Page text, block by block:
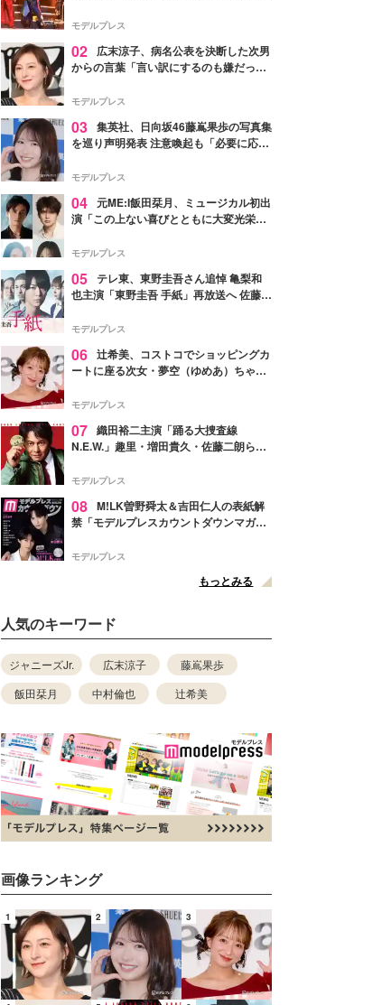
進んで夢を掴みたい」【ゲネプロレポ】
モデルプレス
02
広末涼子、病名公表を決断した次男
からの言葉「言い訳にするのも嫌だっ
モデルプレス
03 集英社、日向坂46藤嶌果歩の写真集
を巡り声明発表 注意喚起も「必要に応じ
モデルプレス
04 元ME:I飯田栞月、ミュージカル初出
演「この上ない喜びとともに大変光栄」
ャスト発表
モデルプレス
05 テレ東、東野圭吾さん追悼 亀梨和
也主演「東野圭吾 手紙」再放送へ 佐藤隆
モデルプレス
06 辻希美、コストコでショッピングカ
ートに座る次女・夢空（ゆめあ）ちゃん
ぎ」「成長を感じる」の声
モデルプレス
07 織田裕二主演「踊る大捜査線
N.E.W.」趣里・増田貴久・佐藤二朗ら新
徴する“謎のキーワード”も
モデルプレス
08 M!LK曽野舜太＆吉田仁人の表紙解
禁「モデルプレスカウントダウンマガジ
モデルプレス
もっとみる
人気のキーワード
ジャニーズJr. 広末涼子
藤嶌果歩
飯田栞月
中村倫也 辻希美
画像ランキング
1 2 3